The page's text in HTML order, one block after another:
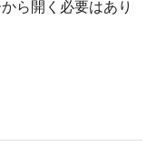
ら開く必要はあり